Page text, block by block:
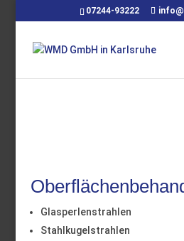
07244-93222
Glasperlenstrahlen
Stahlkugelstrahlen